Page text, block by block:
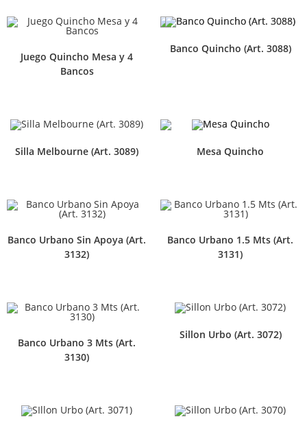
Juego Quincho Mesa y 4
Bancos
Banco Quincho (Art. 3088)
Silla Melbourne (Art. 3089) Mesa Quincho
Banco Urbano Sin Apoya (Art.
3132)
Banco Urbano 1.5 Mts (Art.
3131)
Banco Urbano 3 Mts (Art.
3130)
Sillon Urbo (Art. 3072)